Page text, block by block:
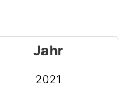
Jahr
2021